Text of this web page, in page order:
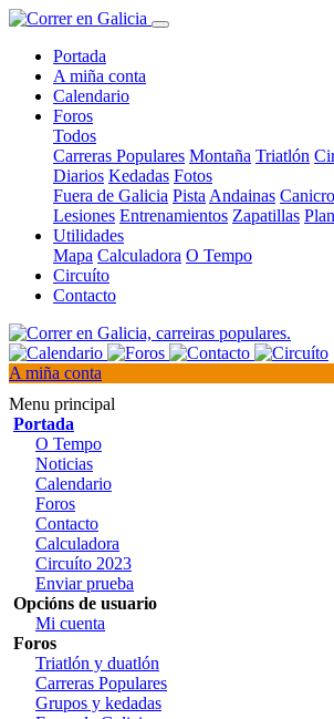
Portada
A miña conta
Calendario
Foros
Todos
Carreras Populares Montaña Triatlón
Diarios Kedadas Fotos
Fuera de Galicia Pista Andainas
Lesiones Entrenamientos Zapatillas
Utilidades
Mapa Calculadora O Tempo
Circuíto
Contacto
A miña conta
Menu principal
Portada
O Tempo
Noticias
Calendario
Foros
Contacto
Calculadora
Circuíto 2023
Enviar prueba
Opcións de usuario
Mi cuenta
Foros
Triatlón y duatlón
Carreras Populares
Grupos y kedadas